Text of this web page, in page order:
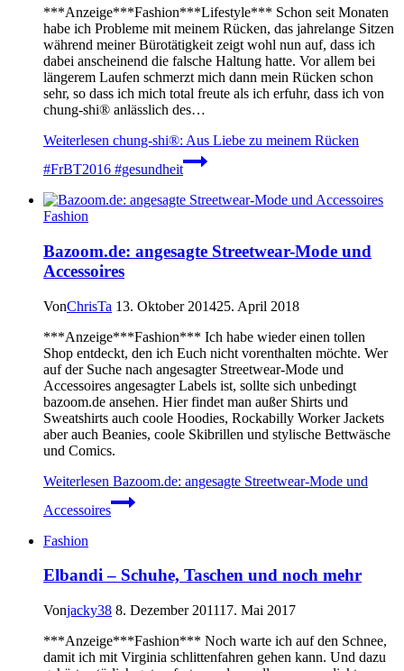
***Anzeige***Fashion***Lifestyle*** Schon seit Monaten
habe ich Probleme mit meinem Rücken, das jahrelange Sitzen
während meiner Bürotätigkeit zeigt wohl nun auf, dass ich
dabei anscheinend die falsche Haltung hatte. Vor allem bei
längerem Laufen schmerzt mich dann mein Rücken schon
sehr, so dass ich mich total freute als ich erfuhr, dass ich von
chung-shi® anlässlich des…
Weiterlesen chung-shi®: Aus Liebe zu meinem Rücken
#FrBT2016 #gesundheit
Fashion
Bazoom.de: angesagte Streetwear-Mode und
Accessoires
VonChrisTa 13. Oktober 201425. April 2018
***Anzeige***Fashion*** Ich habe wieder einen tollen
Shop entdeckt, den ich Euch nicht vorenthalten möchte. Wer
auf der Suche nach angesagter Streetwear-Mode und
Accessoires angesagter Labels ist, sollte sich unbedingt
bazoom.de ansehen. Hier findet man außer Shirts und
Sweatshirts auch coole Hoodies, Rockabilly Worker Jackets
aber auch Beanies, coole Skibrillen und stylische Bettwäsche
und Comics.
Weiterlesen Bazoom.de: angesagte Streetwear-Mode und
Accessoires
Fashion
Elbandi – Schuhe, Taschen und noch mehr
Vonjacky38 8. Dezember 201117. Mai 2017
***Anzeige***Fashion*** Noch warte ich auf den Schnee,
damit ich mit Virginia schlittenfahren gehen kann. Und dazu